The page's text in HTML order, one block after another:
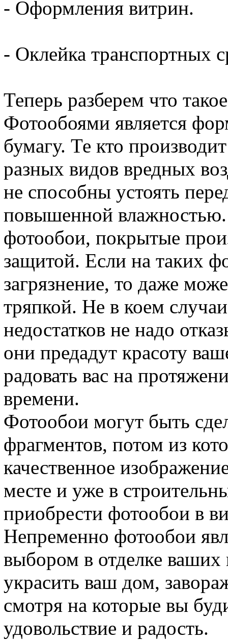
- Оформления витрин.
- Оклейка транспортных
Теперь разберем что
Фотообоями является
бумагу. Те кто
разных видов вредных
не способны устоять
повышенной
фотообои, покрытые
защитой. Если на таких
загрязнение, то даже
тряпкой. Не в коем
недостатков не надо
они предадут красоту
радовать вас на
времени.
Фотообои могут быть
фрагментов, потом из
качественное
месте и уже в
приобрести фотообои в
Непременно фотообои
выбором в отделке
украсить ваш дом,
смотря на которые вы
удовольствие и радость.